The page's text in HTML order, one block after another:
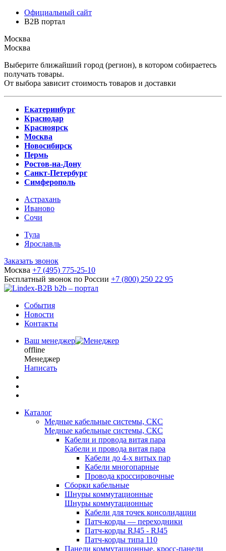
Официальный сайт
B2B портал
Москва
Москва
Выберите ближайший город (регион), в котором собираетесь
получать товары.
От выбора зависит стоимость товаров и доставки
Екатеринбург
Краснодар
Красноярск
Москва
Новосибирск
Пермь
Ростов-на-Дону
Санкт-Петербург
Симферополь
Астрахань
Иваново
Сочи
Тула
Ярославль
Заказать звонок
Москва +7 (495) 775-25-10
Бесплатный звонок по России +7 (800) 250 22 95
b2b – портал
События
Новости
Контакты
Ваш менеджер
offline
Менеджер
Написать
Каталог
Медные кабельные системы, СКС
Медные кабельные системы, СКС
Кабели и провода витая пара
Кабели и провода витая пара
Кабели до 4-х витых пар
Кабели многопарные
Провода кроссировочные
Сборки кабельные
Шнуры коммутационные
Шнуры коммутационные
Кабели для точек консолидации
Патч-корды — переходники
Патч-корды RJ45 - RJ45
Патч-корды типа 110
Панели коммутационные, кросс-панели